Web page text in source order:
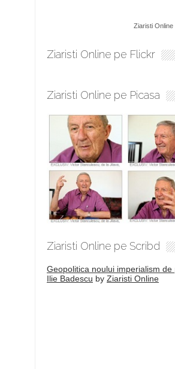
Ziaristi Online
Ziaristi Online pe Flickr
Ziaristi Online pe Picasa
Ziaristi Online pe Scribd
Geopolitica noului imperialism de
Ilie Badescu by Ziaristi Online